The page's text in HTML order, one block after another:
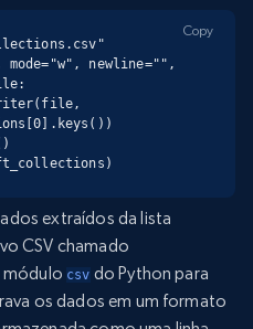
newline="",
Copy
extraídos da lista
CSV chamado
módulo csv do Python para
os dados em um formato